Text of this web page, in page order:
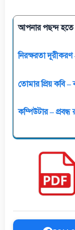
আপনার পছন্দ
নিরক্ষরতা
তোমার প্রিয় কবি
কম্পিউটার –